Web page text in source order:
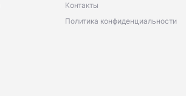
Контакты
Политика конфиденциальности